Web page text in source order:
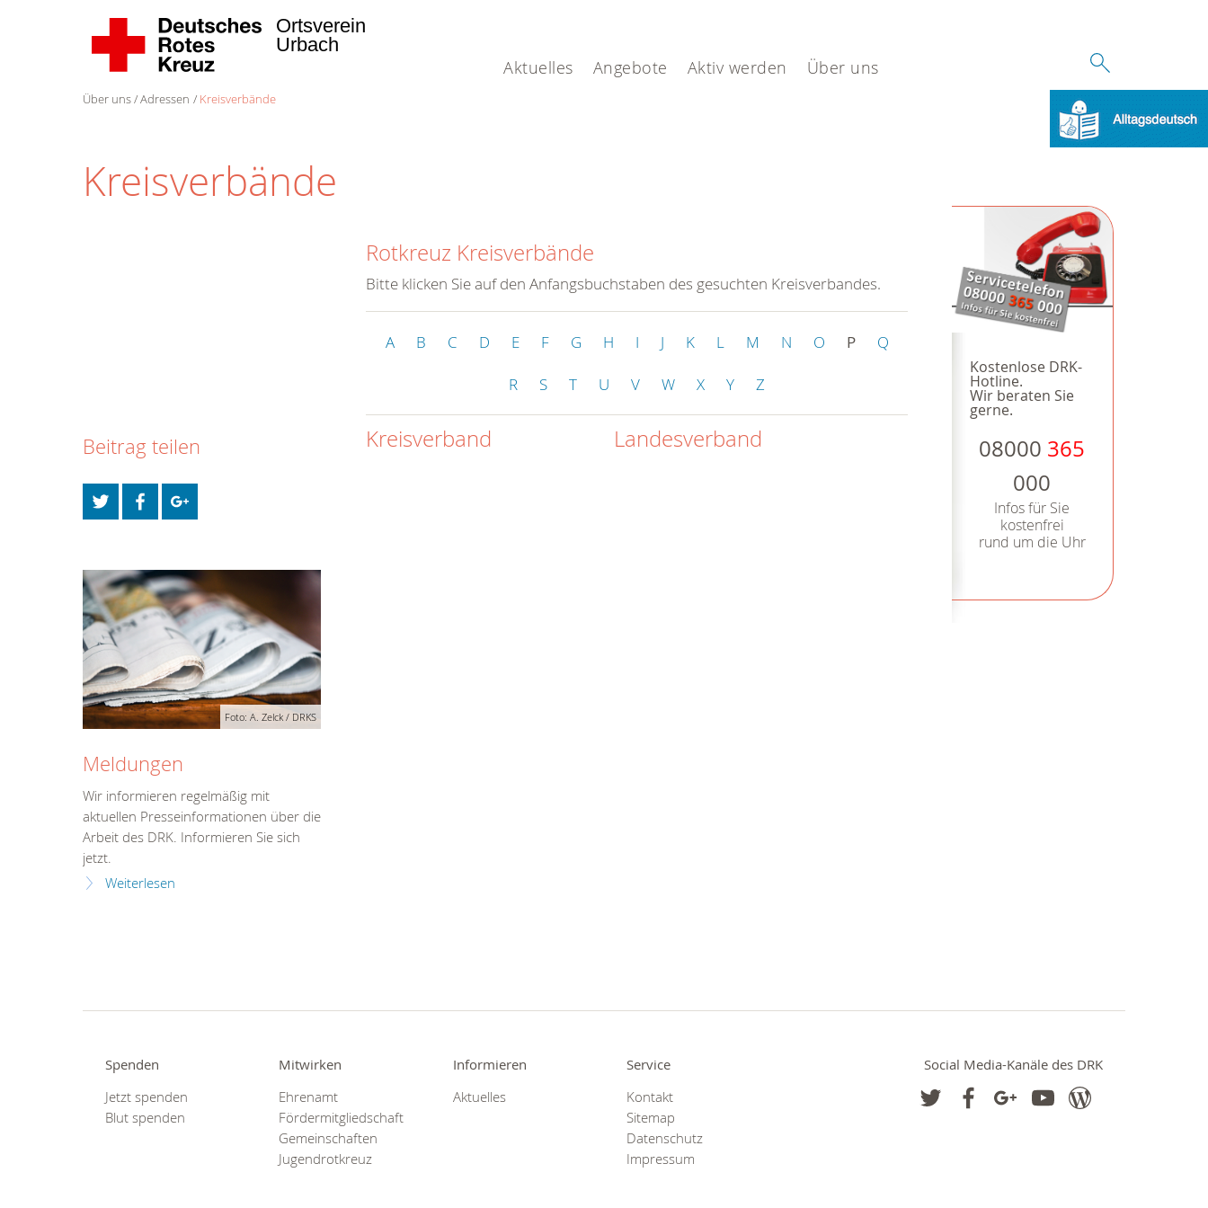
Aktuelles Angebote Aktiv werden Über uns
Ortsverein
Urbach
Über uns Adressen Kreisverbände
Kreisverbände
Kostenlose DRK-
Hotline.
Wir beraten Sie
gerne.
08000 365
000
Infos für Sie
kostenfrei
rund um die Uhr
Rotkreuz Kreisverbände
Bitte klicken Sie auf den Anfangsbuchstaben des gesuchten Kreisverbandes.
A B C D E F G H I J K L M N O P Q
R S T U V W X Y Z
Kreisverband Landesverband
Beitrag teilen
Foto: A. Zelck / DRKS
Meldungen
Wir informieren regelmäßig mit
aktuellen Presseinformationen über die
Arbeit des DRK. Informieren Sie sich
jetzt.
Weiterlesen
Spenden
Jetzt spenden
Blut spenden
Mitwirken
Ehrenamt
Fördermitgliedschaft
Gemeinschaften
Jugendrotkreuz
Informieren
Aktuelles
Service
Kontakt
Sitemap
Datenschutz
Impressum
Social Media-Kanäle des DRK